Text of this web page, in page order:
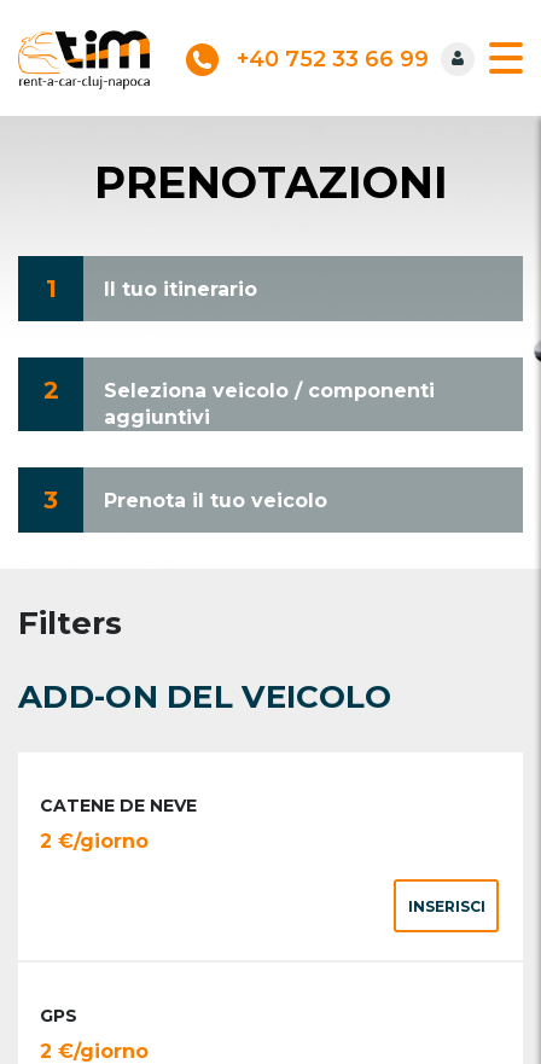
+40 752 33 66 99
PRENOTAZIONI
1 Il tuo itinerario
2
Seleziona veicolo / componenti
aggiuntivi
3 Prenota il tuo veicolo
Filters
ADD-ON DEL VEICOLO
CATENE DE NEVE
2 €/giorno
INSERISCI
GPS
2 €/giorno